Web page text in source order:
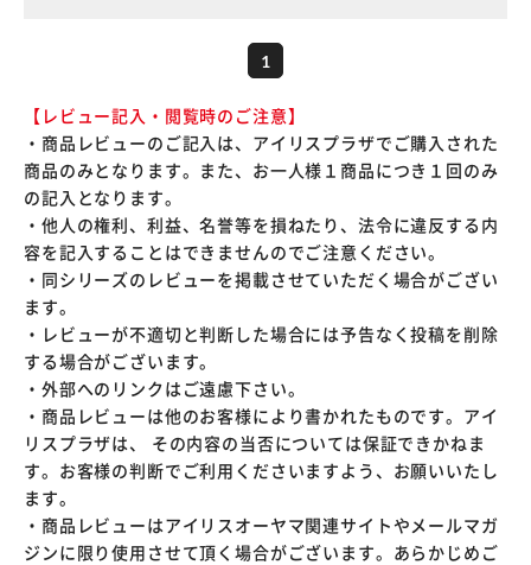
1
【レビュー記入・閲覧時のご注意】
・商品レビューのご記入は、アイリスプラザでご購入された
商品のみとなります。また、お一人様１商品につき１回のみ
の記入となります。
・他人の権利、利益、名誉等を損ねたり、法令に違反する内
容を記入することはできませんのでご注意ください。
・同シリーズのレビューを掲載させていただく場合がござい
ます。
・レビューが不適切と判断した場合には予告なく投稿を削除
する場合がございます。
・外部へのリンクはご遠慮下さい。
・商品レビューは他のお客様により書かれたものです。アイ
リスプラザは、 その内容の当否については保証できかねま
す。お客様の判断でご利用くださいますよう、お願いいたし
ます。
・商品レビューはアイリスオーヤマ関連サイトやメールマガ
ジンに限り使用させて頂く場合がございます。あらかじめご